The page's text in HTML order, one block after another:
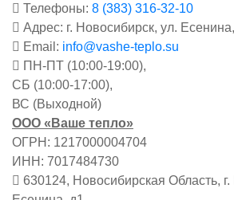
Телефоны: 8 (383) 316-32-10
Адрес: г. Новосибирск, ул.
Email: info@vashe-teplo.su
ПН-ПТ (10:00-19:00),
СБ (10:00-17:00),
ВС (Выходной)
ООО «Ваше тепло»
ОГРН: 1217000004704
ИНН: 7017484730
630124, Новосибирская Область,